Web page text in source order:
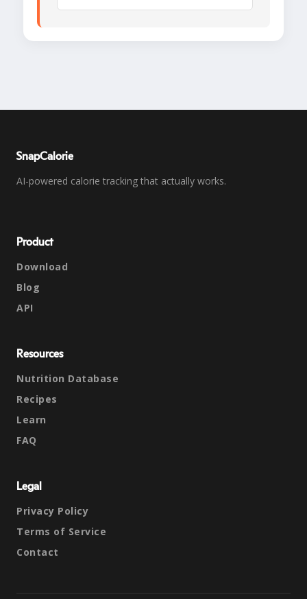
SnapCalorie
AI-powered calorie tracking that actually works.
Product
Download
Blog
API
Resources
Nutrition Database
Recipes
Learn
FAQ
Legal
Privacy Policy
Terms of Service
Contact